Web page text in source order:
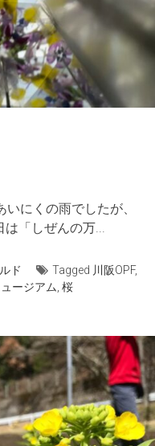
にくの雨でしたが、
は「しぜんの万...
ド Tagged 川阪OPF,
ージアム 桜